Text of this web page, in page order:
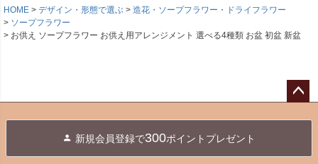
HOME
デザイン・形態で選ぶ
造花・ソープフラワー・ドライフラワー
ソープフラワー
お供え ソープフラワー お供え用アレンジメント 選べる4種類 お盆 初盆 新盆
へ
新規会員登録で300ポイントプレゼント